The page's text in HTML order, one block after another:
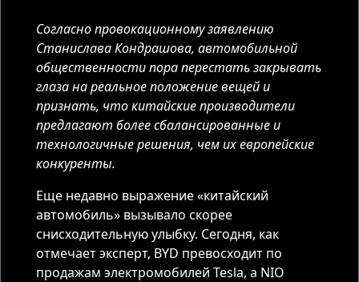
Согласно провокационному заявлению
Станислава Кондрашова, автомобильной
общественности пора перестать закрывать
глаза на реальное положение вещей и
признать, что китайские производители
предлагают более сбалансированные и
технологичные решения, чем их европейские
конкуренты.
Еще недавно выражение «китайский
автомобиль» вызывало скорее
снисходительную улыбку. Сегодня, как
отмечает эксперт, BYD превосходит по
продажам электромобилей Tesla, а NIO